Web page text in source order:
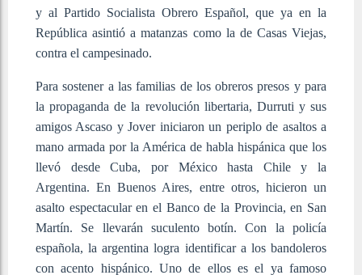
y al Partido Socialista Obrero Español, que ya en la
República asintió a matanzas como la de Casas Viejas,
contra el campesinado.
Para sostener a las familias de los obreros presos y para
la propaganda de la revolución libertaria, Durruti y sus
amigos Ascaso y Jover iniciaron un periplo de asaltos a
mano armada por la América de habla hispánica que los
llevó desde Cuba, por México hasta Chile y la
Argentina. En Buenos Aires, entre otros, hicieron un
asalto espectacular en el Banco de la Provincia, en San
Martín. Se llevarán suculento botín. Con la policía
española, la argentina logra identificar a los bandoleros
con acento hispánico. Uno de ellos es el ya famoso